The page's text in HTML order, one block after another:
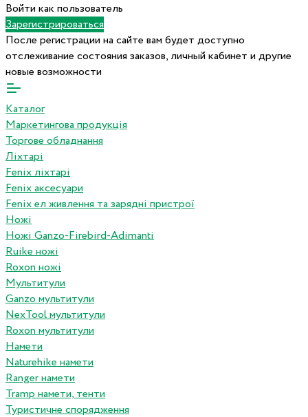
Войти как пользователь
Зарегистрироваться
После регистрации на сайте вам будет доступно
отслеживание состояния заказов, личный кабинет и другие
новые возможности
Каталог
Маркетингова продукція
Торгове обладнання
Ліхтарі
Fenix ліхтарі
Fenix аксесуари
Fenix ел живлення та зарядні пристрої
Ножі
Ножі Ganzo-Firebird-Adimanti
Ruike ножі
Roxon ножi
Мультитули
Ganzo мультитули
NexTool мультитули
Roxon мультитули
Намети
Naturehike намети
Ranger намети
Tramp намети, тенти
Туристичне спорядження